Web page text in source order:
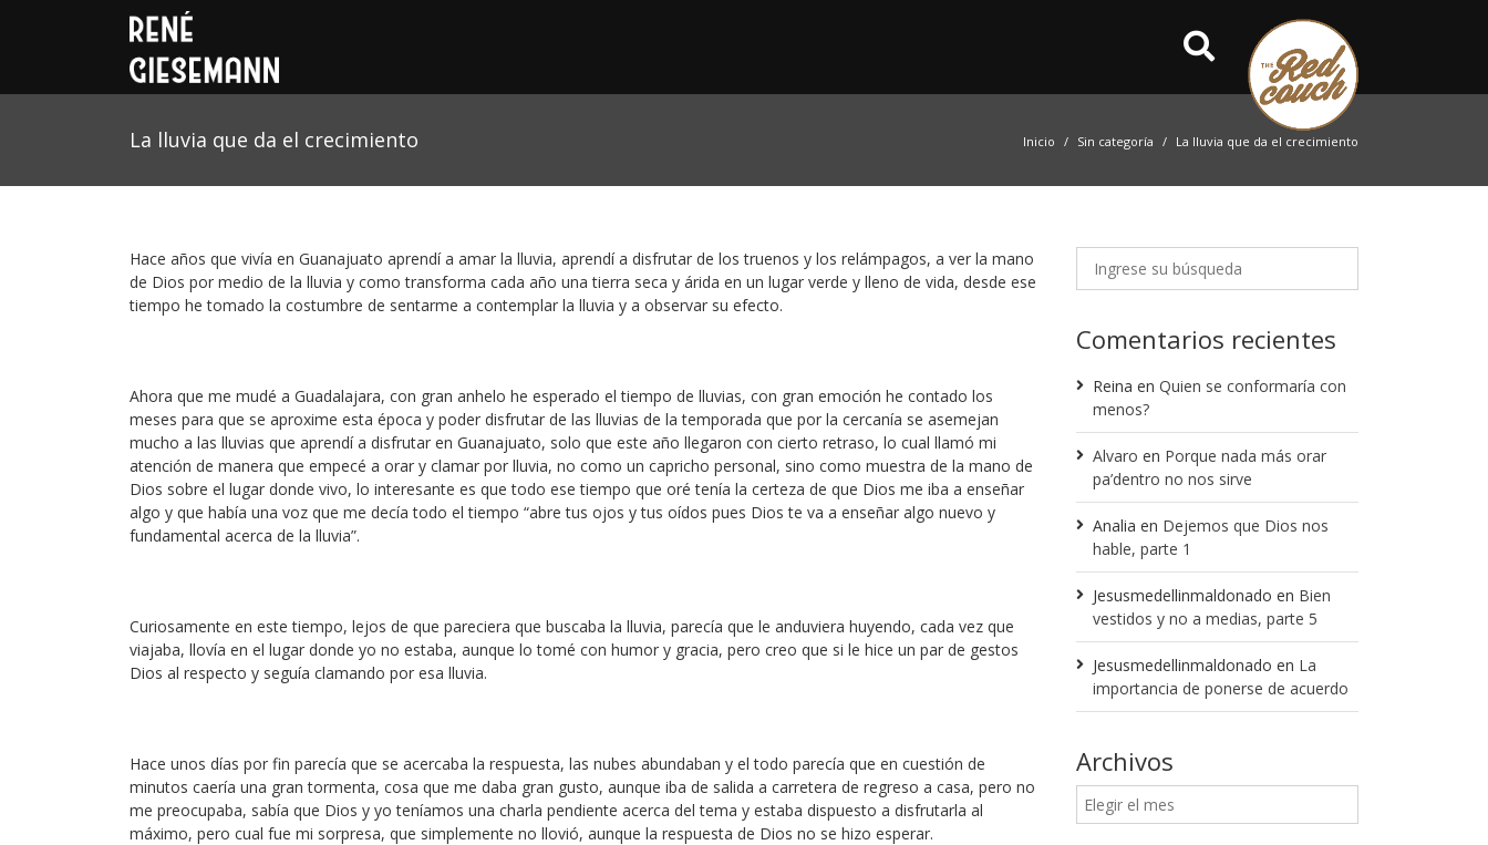
La lluvia que da el crecimiento Inicio Sin categoría La lluvia que da el crecimiento
Hace años que vivía en Guanajuato aprendí a amar la lluvia, aprendí a disfrutar de los truenos y los relámpagos, a ver la mano
de Dios por medio de la lluvia y como transforma cada año una tierra seca y árida en un lugar verde y lleno de vida, desde ese
tiempo he tomado la costumbre de sentarme a contemplar la lluvia y a observar su efecto.
Ahora que me mudé a Guadalajara, con gran anhelo he esperado el tiempo de lluvias, con gran emoción he contado los
meses para que se aproxime esta época y poder disfrutar de las lluvias de la temporada que por la cercanía se asemejan
mucho a las lluvias que aprendí a disfrutar en Guanajuato, solo que este año llegaron con cierto retraso, lo cual llamó mi
atención de manera que empecé a orar y clamar por lluvia, no como un capricho personal, sino como muestra de la mano de
Dios sobre el lugar donde vivo, lo interesante es que todo ese tiempo que oré tenía la certeza de que Dios me iba a enseñar
algo y que había una voz que me decía todo el tiempo “abre tus ojos y tus oídos pues Dios te va a enseñar algo nuevo y
fundamental acerca de la lluvia”.
Curiosamente en este tiempo, lejos de que pareciera que buscaba la lluvia, parecía que le anduviera huyendo, cada vez que
viajaba, llovía en el lugar donde yo no estaba, aunque lo tomé con humor y gracia, pero creo que si le hice un par de gestos
Dios al respecto y seguía clamando por esa lluvia.
Hace unos días por fin parecía que se acercaba la respuesta, las nubes abundaban y el todo parecía que en cuestión de
minutos caería una gran tormenta, cosa que me daba gran gusto, aunque iba de salida a carretera de regreso a casa, pero no
me preocupaba, sabía que Dios y yo teníamos una charla pendiente acerca del tema y estaba dispuesto a disfrutarla al
máximo, pero cual fue mi sorpresa, que simplemente no llovió, aunque la respuesta de Dios no se hizo esperar.
Comentarios recientes
Reina en Quien se conformaría con
menos?
Alvaro en Porque nada más orar
pa’dentro no nos sirve
Analia en Dejemos que Dios nos
hable, parte 1
Jesusmedellinmaldonado en Bien
vestidos y no a medias, parte 5
Jesusmedellinmaldonado en La
importancia de ponerse de acuerdo
Archivos